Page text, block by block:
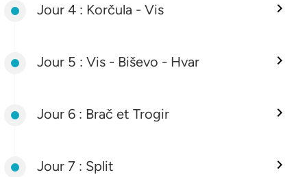
Jour 4 : Korčula - Vis
Jour 5 : Vis - Biševo - Hvar
Jour 6 : Brač et Trogir
Jour 7 : Split